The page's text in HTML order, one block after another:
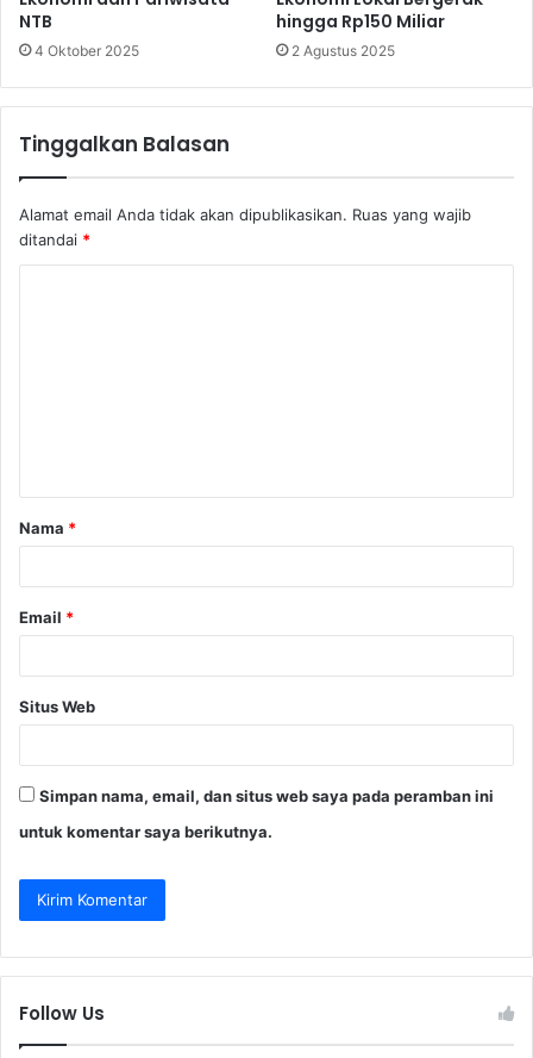
NTB
4 Oktober 2025
hingga Rp150 Miliar
2 Agustus 2025
Tinggalkan Balasan
Alamat email Anda tidak akan dipublikasikan. Ruas yang wajib
ditandai *
a
r
Nama *
Email *
Situs Web
Simpan nama, email, dan situs web saya pada peramban ini
untuk komentar saya berikutnya.
Follow Us